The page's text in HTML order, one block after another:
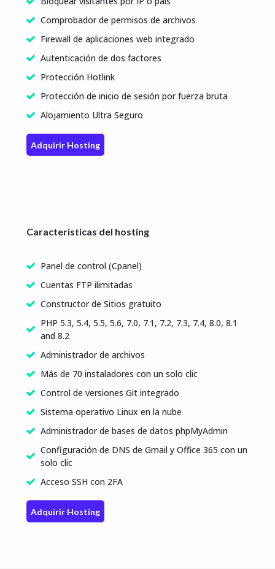
Comprobador de permisos de archivos
Firewall de aplicaciones web integrado
Autenticación de dos factores
Protección Hotlink
Protección de inicio de sesión por fuerza bruta
Alojamiento Ultra Seguro
Adquirir Hosting
Características del hosting
Panel de control (Cpanel)
Cuentas FTP ilimitadas
Constructor de Sitios gratuito
PHP 5.3, 5.4, 5.5, 5.6, 7.0, 7.1, 7.2, 7.3, 7.4, 8.0, 8.1
and 8.2
Administrador de archivos
Más de 70 instaladores con un solo clic
Control de versiones Git integrado
Sistema operativo Linux en la nube
Administrador de bases de datos phpMyAdmin
Configuración de DNS de Gmail y Office 365 con un
solo clic
Acceso SSH con 2FA
Adquirir Hosting